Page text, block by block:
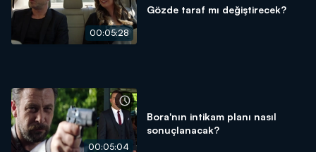
00:05:28
Gözde taraf mı değiştirecek?
00:05:04
Bora'nın intikam planı nasıl
sonuçlanacak?